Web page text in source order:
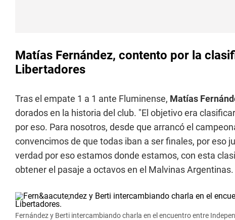
Matías Fernández, contento por la
Libertadores
Tras el empate 1 a 1 ante Fluminense, Matías
dorados en la historia del club. "El objetivo era
por eso. Para nosotros, desde que arrancó el
convencimos de que todas iban a ser finales, por eso
verdad por eso estamos donde estamos, con esta
obtener el pasaje a octavos en el Malvinas Argentinas.
Fernández y Berti intercambiando charla en el encuentro entre